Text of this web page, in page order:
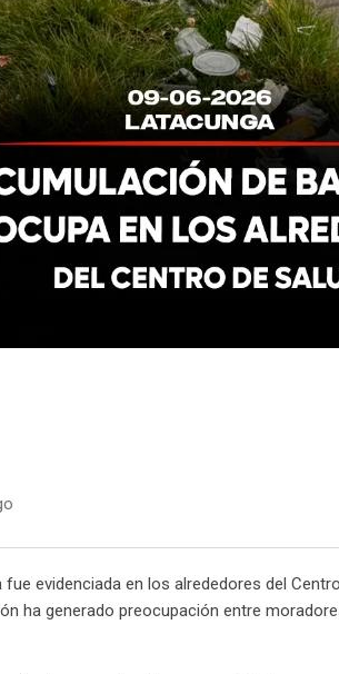
evidenciada en los alrededores del
ha generado preocupación entre